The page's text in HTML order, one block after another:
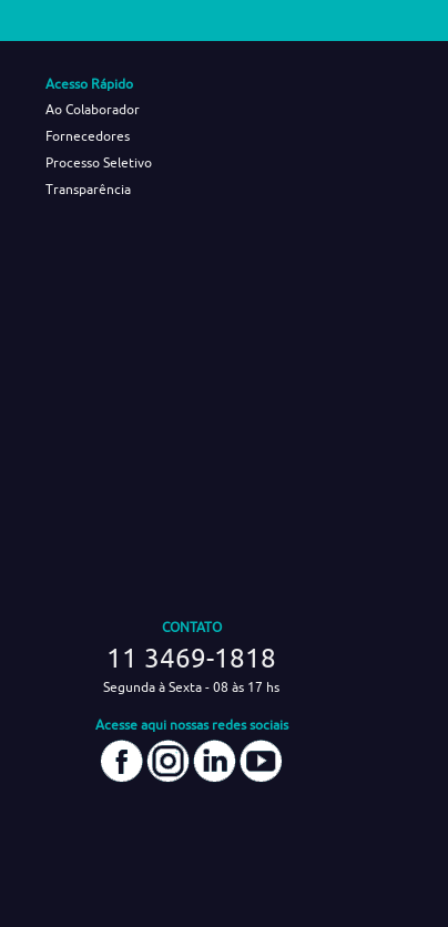
Acesso Rápido
Ao Colaborador
Fornecedores
Processo Seletivo
Transparência
CONTATO
11 3469-1818
Segunda à Sexta - 08 às 17 hs
Acesse aqui nossas redes sociais